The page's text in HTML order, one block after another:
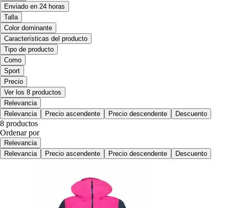
Enviado en 24 horas
Talla
Color dominante
Características del producto
Tipo de producto
Como
Sport
Precio
Ver los 8 productos
Relevancia
Relevancia
Precio ascendente Precio descendente Descuento
8 productos
Ordenar por
Relevancia
Relevancia
Precio ascendente Precio descendente Descuento